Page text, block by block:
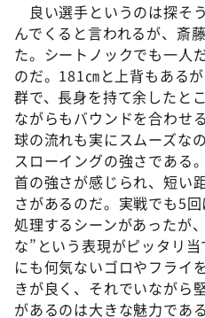
良い選手というのは探そ
んでくると言われるが、斎
た。シートノックでも一人
のだ。181㎝と上背もある
群で、長身を持て余したと
ながらもバウンドを合わせ
球の流れも実にスムーズな
スローイングの強さである
首の強さが感じられ、短い
さがあるのだ。実戦でも5
処理するシーンがあったが
な”という表現がピッタリ
にも何気ないゴロやフライ
きが良く、それでいながら
があるのは大きな魅力である